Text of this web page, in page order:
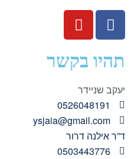
תהיו בקשר
יעקב שניידר
0526048191
ysjaia@gmail.com
ד”ר אילנה דרור
0503443776